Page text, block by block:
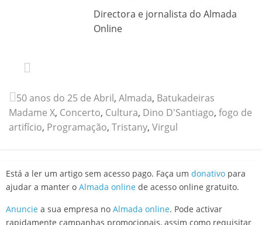
Directora e jornalista do Almada
Online
50 anos do 25 de Abril, Almada, Batukadeiras
Madame X, Concerto, Cultura, Dino D'Santiago, fogo de
artifício, Programação, Tristany, Virgul
Está a ler um artigo sem acesso pago. Faça um donativo para
ajudar a manter o Almada online de acesso online gratuito.
Anuncie a sua empresa no Almada online. Pode activar
rapidamente campanhas promocionais, assim como requisitar